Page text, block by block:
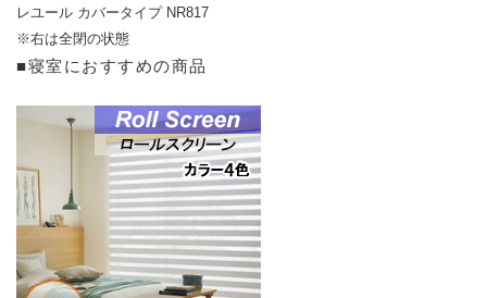
レユール カバータイプ NR817
※右は全閉の状態
■寝室におすすめの商品